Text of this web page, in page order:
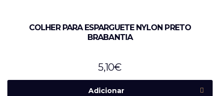
COLHER PARA ESPARGUETE NYLON PRETO
BRABANTIA
5,10€
Adicionar